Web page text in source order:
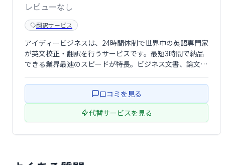
レビューなし
翻訳サービス
アイディービジネスは、24時間体制で世界中の英語専門家
が英文校正・翻訳を行うサービスです。最短3時間で納品
できる業界最速のスピードが特長。ビジネス文書、論文、
応します。高品質な英文で、グローバルなビジネスをスム
ーズに進めましょう。 口コミを見る
代替サービスを見る